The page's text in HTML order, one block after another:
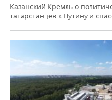
Казанский Кремль о
татарстанцев к Путину и